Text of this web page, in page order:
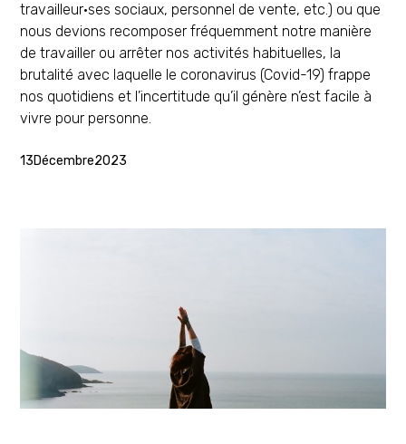
travailleur·ses sociaux, personnel de vente, etc.) ou que
nous devions recomposer fréquemment notre manière
de travailler ou arrêter nos activités habituelles, la
brutalité avec laquelle le coronavirus (Covid-19) frappe
nos quotidiens et l’incertitude qu’il génère n’est facile à
vivre pour personne.
13Décembre2023